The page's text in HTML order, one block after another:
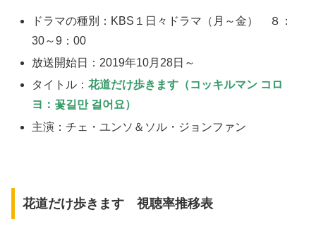
ドラマの種別：KBS１日々ドラマ（月～金） ８：
30～9：00
放送開始日：2019年10月28日～
タイトル：花道だけ歩きます（コッキルマン コロ
ヨ：꽃길만 걸어요）
主演：チェ・ユンソ＆ソル・ジョンファン
花道だけ歩きます 視聴率推移表